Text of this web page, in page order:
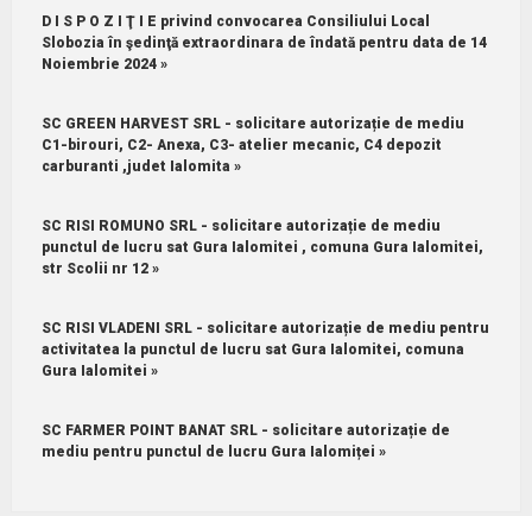
D I S P O Z I Ţ I E privind convocarea Consiliului Local
Slobozia în şedinţă extraordinara de îndată pentru data de 14
Noiembrie 2024 »
SC GREEN HARVEST SRL - solicitare autorizație de mediu
C1-birouri, C2- Anexa, C3- atelier mecanic, C4 depozit
carburanti ,judet Ialomita »
SC RISI ROMUNO SRL - solicitare autorizație de mediu
punctul de lucru sat Gura Ialomitei , comuna Gura Ialomitei,
str Scolii nr 12 »
SC RISI VLADENI SRL - solicitare autorizație de mediu pentru
activitatea la punctul de lucru sat Gura Ialomitei, comuna
Gura Ialomitei »
SC FARMER POINT BANAT SRL - solicitare autorizație de
mediu pentru punctul de lucru Gura Ialomiței »